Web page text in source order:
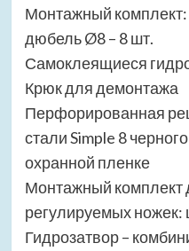
Монтажный
дюбель Ø8 – 8 шт.
Самоклеящиеся
Крюк для демонтажа
Перфорированная
стали Simple 8
охранной пленке
Монтажный комплект
регулируемых ножек:
Гидрозатвор –